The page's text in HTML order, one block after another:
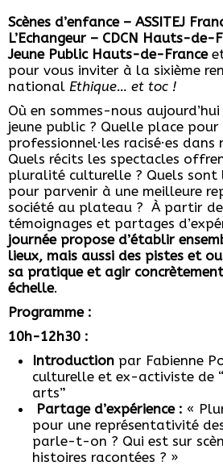
Scènes d’enfance – ASSITEJ
L’Echangeur – CDCN Hauts-de-
Jeune Public Hauts-de-France
pour vous inviter à la sixième
national Ethique… et toc !
Où en sommes-nous
jeune public ? Quelle place
professionnel·les racisé·es dans
Quels récits les spectacles
pluralité culturelle ? Quels sont
pour parvenir à une meilleure
société au plateau ? À partir
témoignages et partages
journée propose d’établir
lieux, mais aussi des pistes et
sa pratique et agir
échelle.
Programme :
10h-12h30 :
Introduction par Fabienne
culturelle et ex-activiste de
arts”
Partage d’expérience : «
pour une représentativité
parle-t-on ? Qui est sur
histoires racontées ? »